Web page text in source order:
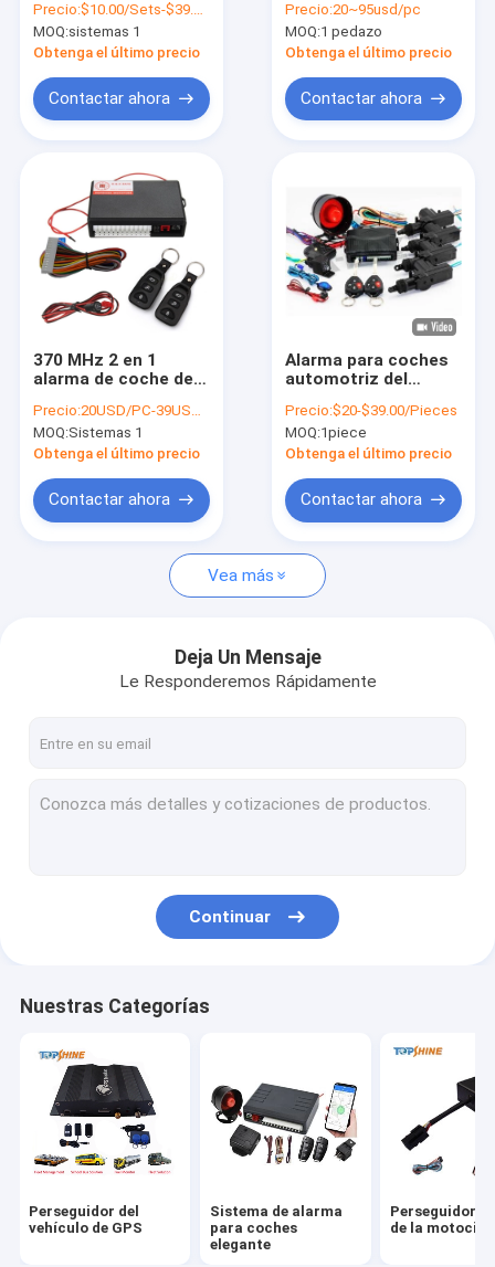
Productos
Los vídeos
Sobre nosotros
Contacta con nosotros
Noticias
Sistema de alarma para coches elegante
Perseguidor de GPS de la motocicleta
Accesorios del perseguidor de GPS
Seguimiento GPS de vehículos
Seguimiento GPS de coches
Perseguidor de Ebike GPS
Regulador eléctrico de la bici
incorporado de GPS
del sistema del
inmovilizador del
central de la
cerradura
Precio:$10.00/Sets-$39.00/Sets
MOQ:sistemas 1
Obtenga el último precio
Contactar ahora
de los apuroses 4G
de WiFi de la
supervisión del
del coche con
comienzo remoto
Precio:20~95usd/pc
MOQ:1 pedazo
Obtenga el último precio
Contactar ahora
370 MHz 2 en 1
alarma de coche de
seguimiento de
coche GPS con
motor de arranque
Precio:20USD/PC-39USD/PC
MOQ:Sistemas 1
Obtenga el último precio
Contactar ahora
Alarma para coches
automotriz del
del vehículo de la
alarma del comienzo
remoto de los
con la retransmisión
de la sirena
Precio:$20-$39.00/Pieces
MOQ:1piece
Obtenga el último precio
Contactar ahora
Vea más
Deja Un Mensaje
Le Responderemos Rápidamente
Continuar
Nuestras Categorías
Perseguidor del
vehículo de GPS
Sistema de alarma
para coches
elegante
Perseguidor
de la